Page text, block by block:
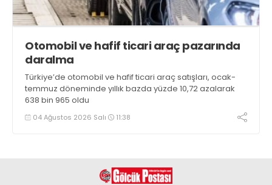
Otomobil ve hafif ticari araç pazarında
daralma
Türkiye’de otomobil ve hafif ticari araç satışları, ocak-
temmuz döneminde yıllık bazda yüzde 10,72 azalarak
638 bin 965 oldu
04 Ağustos 2026 Salı 11:38